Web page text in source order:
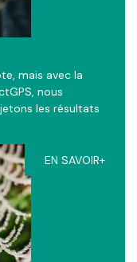
mais avec la
nous
les résultats
EN SAVOIR+